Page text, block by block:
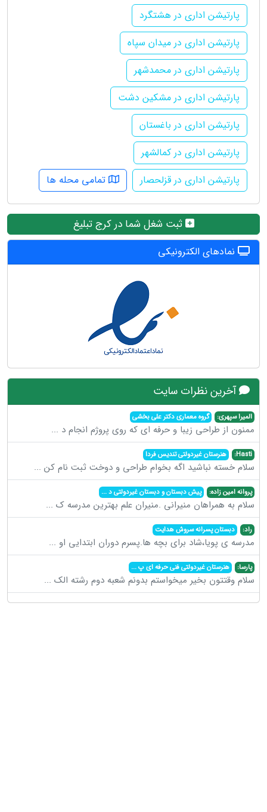
پارتیشن اداری در هشتگرد
پارتیشن اداری در میدان سپاه
پارتیشن اداری در محمدشهر
پارتیشن اداری در مشکین دشت
پارتیشن اداری در باغستان
پارتیشن اداری در کمالشهر
پارتیشن اداری در قزلحصار
تمامی محله ها
ثبت شغل شما در کرج تبلیغ
نمادهای الکترونیکی
آخرین نظرات سایت
المیرا سپهری: گروه معماری دکتر علی بخشی
ممنون از طراحی زیبا و حرفه ای که روی پروژم انجام د ...
Hasti: هنرستان غیردولتی تندیس فردا
سلام خسته نباشید اگه بخوام طراحی و دوخت ثبت نام کن ...
پروانه امین زاده: پیش دبستان و دبستان غیردولتی د...
سلام به همراهان منیرانی .منیران علم بهترین مدرسه ک ...
راد: دبستان پسرانه سروش هدایت
مدرسه ی پویا،شاد برای بچه ها.پسرم دوران ابتدایی او ...
پارسا: هنرستان غیردولتی فنی حرفه ای پ...
سلام وقتتون بخیر میخواستم بدونم شعبه دوم رشته الک ...